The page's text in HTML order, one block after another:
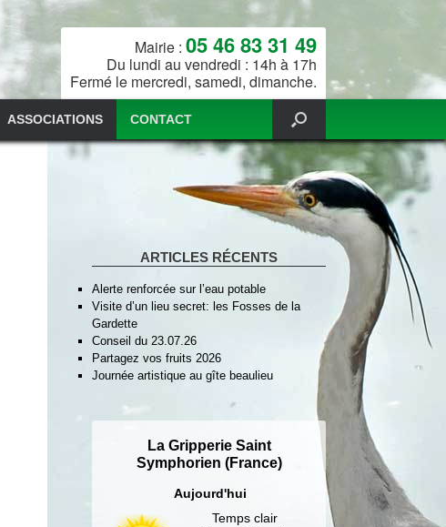
Mairie : 05 46 83 31 49
Du lundi au vendredi : 14h à 17h
Fermé le mercredi, samedi, dimanche.
ASSOCIATIONS CONTACT
ARTICLES RÉCENTS
Alerte renforcée sur l’eau potable
Visite d’un lieu secret: les Fosses de la
Gardette
Conseil du 23.07.26
Partagez vos fruits 2026
Journée artistique au gîte beaulieu
La Gripperie Saint
Symphorien (France)
Aujourd'hui
Temps clair